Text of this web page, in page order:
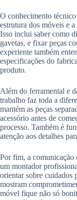
O conhecimento
estrutura dos móveis e
Isso inclui saber como
gavetas, e fixar peças
experiente também
especificações do
produto.
Além do ferramental e
trabalho faz toda a
mantém as peças
acessório antes de
processo. Também é
atenção aos detalhes
Por fim, a comunicação
um montador
orientar sobre cuidados
mostram
móvel fique não só